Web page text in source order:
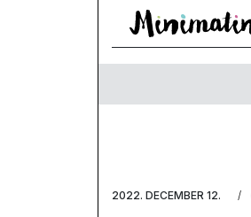
2022. DECEMBER 12. /